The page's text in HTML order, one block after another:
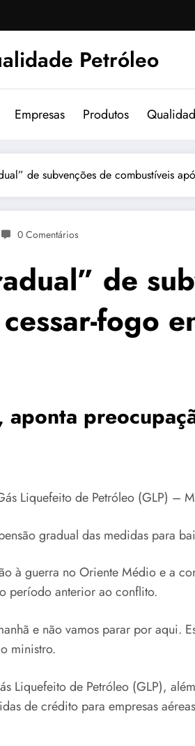
Petróleo
Empresas Produtos
de subvenções de combustíveis
0 Comentários
de
fogo
Liquefeito de Petróleo (GLP) –
gradual das medidas para
à guerra no Oriente Médio e a
período anterior ao conflito.
e não vamos parar por aqui.
ministro.
Liquefeito de Petróleo (GLP),
de crédito para empresas